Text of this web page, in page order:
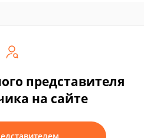
представителя
на сайте